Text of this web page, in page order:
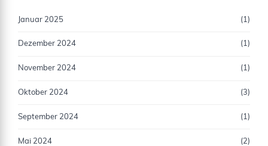
Januar 2025 (1)
Dezember 2024 (1)
November 2024 (1)
Oktober 2024 (3)
September 2024 (1)
Mai 2024 (2)